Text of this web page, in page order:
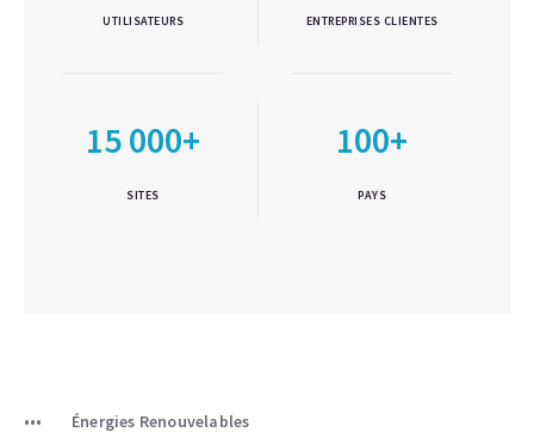
UTILISATEURS ENTREPRISES CLIENTES
15 000+
SITES
100+
PAYS
Énergies Renouvelables